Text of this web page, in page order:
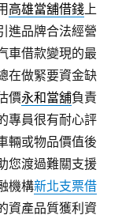
高雄當舖借錢上
進品牌合法經營
車借款變現的最
在做緊要資金缺
價永和當舖負責
專員很有耐心評
輛或物品價值後
您渡過難關支援
機構新北支票借
資產品質獲利資